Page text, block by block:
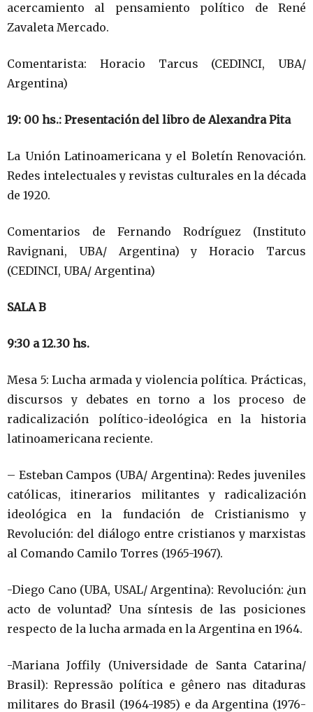
acercamiento al pensamiento político de René
Zavaleta Mercado.
Comentarista: Horacio Tarcus (CEDINCI, UBA/
Argentina)
19: 00 hs.: Presentación del libro de Alexandra Pita
La Unión Latinoamericana y el Boletín Renovación.
Redes intelectuales y revistas culturales en la década
de 1920.
Comentarios de Fernando Rodríguez (Instituto
Ravignani, UBA/ Argentina) y Horacio Tarcus
(CEDINCI, UBA/ Argentina)
SALA B
9:30 a 12.30 hs.
Mesa 5: Lucha armada y violencia política. Prácticas,
discursos y debates en torno a los proceso de
radicalización político-ideológica en la historia
latinoamericana reciente.
– Esteban Campos (UBA/ Argentina): Redes juveniles
católicas, itinerarios militantes y radicalización
ideológica en la fundación de Cristianismo y
Revolución: del diálogo entre cristianos y marxistas
al Comando Camilo Torres (1965-1967).
-Diego Cano (UBA, USAL/ Argentina): Revolución: ¿un
acto de voluntad? Una síntesis de las posiciones
respecto de la lucha armada en la Argentina en 1964.
-Mariana Joffily (Universidade de Santa Catarina/
Brasil): Repressão política e gênero nas ditaduras
militares do Brasil (1964-1985) e da Argentina (1976-